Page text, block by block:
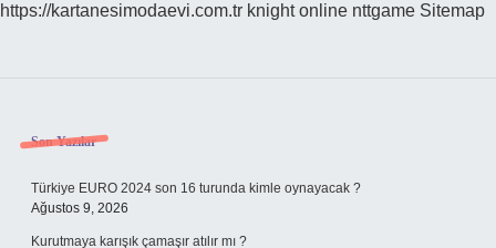
https://kartanesimodaevi.com.tr knight online nttgame Sitemap
Sidebar
Son Yazılar
Türkiye EURO 2024 son 16 turunda kimle oynayacak ?
Ağustos 9, 2026
Kurutmaya karışık çamaşır atılır mı ?